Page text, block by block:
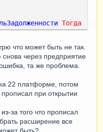
Тогда
что может быть не так.
через предприятие
та же проблема.
22 платформе, потом
при открытии
за того что прописал
расширение все